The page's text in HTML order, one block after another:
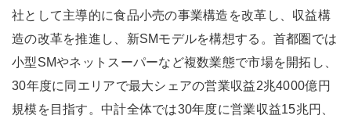
社として主導的に食品小売の事業構造を改革し、収益構
造の改革を推進し、新SMモデルを構想する。首都圏では
小型SMやネットスーパーなど複数業態で市場を開拓し、
30年度に同エリアで最大シェアの営業収益2兆4000億円
規模を目指す。中計全体では30年度に営業収益15兆円、